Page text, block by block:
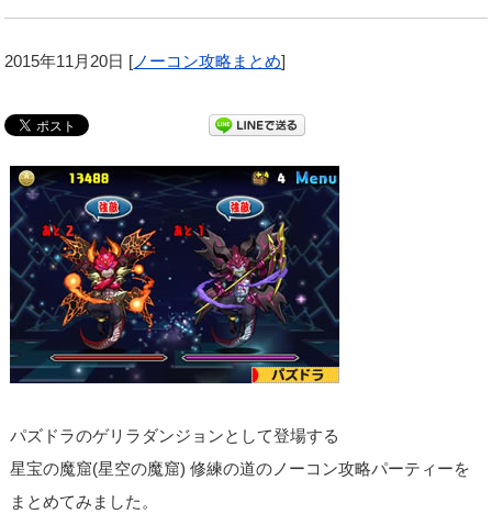
2015年11月20日 [ ノーコン攻略まとめ]
パズドラのゲリラダンジョンとして登場する
星宝の魔窟(星空の魔窟) 修練の道のノーコン攻略パーティーを
まとめてみました。